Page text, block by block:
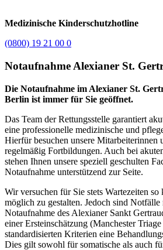
Medizinische Kinderschutzhotline
(0800) 19 21 00 0
Notaufnahme Alexianer St.
Die Notaufnahme im Alexianer St.
Berlin ist immer für Sie geöffnet.
Das Team der Rettungsstelle garantiert
eine professionelle medizinische und
Hierfür besuchen unsere Mitarbeiterinnen
regelmäßig Fortbildungen. Auch bei
stehen Ihnen unsere speziell geschulten
Notaufnahme unterstützend zur Seite.
Wir versuchen für Sie stets Wartezeiten
möglich zu gestalten. Jedoch sind
Notaufnahme des Alexianer Sankt
einer Ersteinschätzung (Manchester
standardisierten Kriterien eine
Dies gilt sowohl für somatische als auch